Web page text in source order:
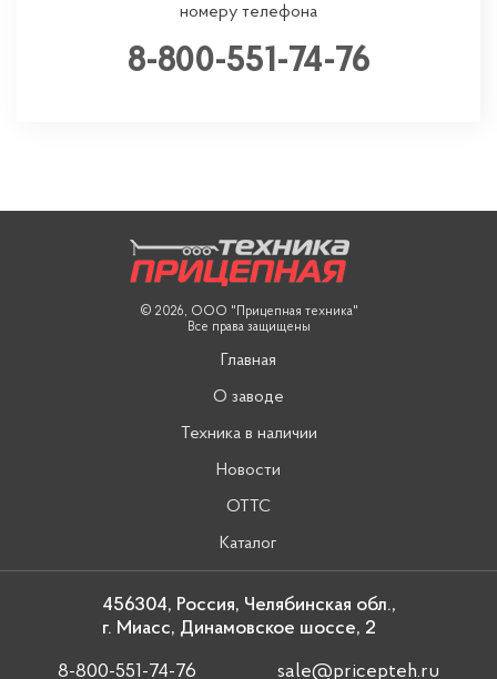
номеру телефона
8-800-551-74-76
© 2026, ООО "Прицепная техника"
Все права защищены
Главная
О заводе
Техника в наличии
Новости
ОТТС
Каталог
456304, Россия, Челябинская обл.,
г. Миасс, Динамовское шоссе, 2
8-800-551-74-76 sale@pricepteh.ru